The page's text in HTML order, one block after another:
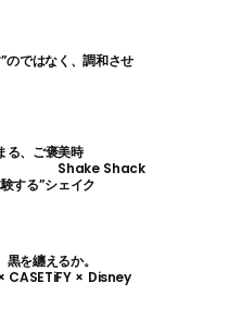
のではなく、調和させ
る、ご褒美時
Shack
する”シェイク
黒を纏えるか。
CASETiFY × Disney